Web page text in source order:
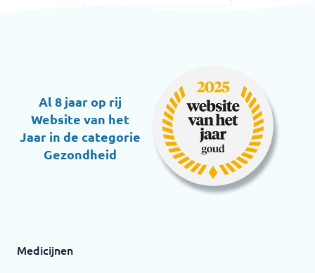
Al 8 jaar op rij
Website van het
Jaar in de categorie
Gezondheid
Medicijnen